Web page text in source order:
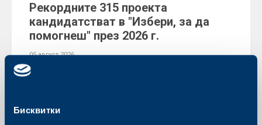
Бисквитки
Рекордните 315 проекта
кандидатстват в "Избери, за да
помогнеш" през 2026 г.
05 август 2026
Общо 315 проекта бяха подадени през онлайн
приключи първата фаза на 17-ото издание на